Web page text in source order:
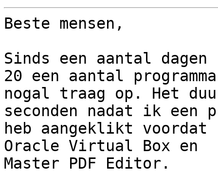
Beste mensen,
Sinds een aantal
20 een aantal
nogal traag op. Het
seconden nadat ik een
heb aangeklikt
Oracle Virtual Box en
Master PDF Editor.